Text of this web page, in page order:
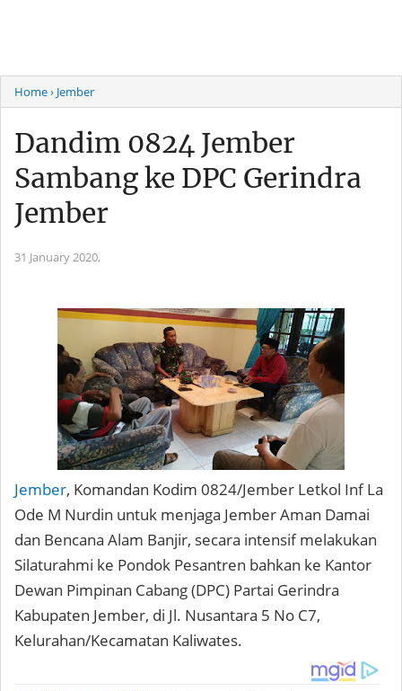
Home› Jember
Dandim 0824 Jember
Sambang ke DPC Gerindra
Jember
31 January 2020,
Jember, Komandan Kodim 0824/Jember Letkol Inf La
Ode M Nurdin untuk menjaga Jember Aman Damai
dan Bencana Alam Banjir, secara intensif melakukan
Silaturahmi ke Pondok Pesantren bahkan ke Kantor
Dewan Pimpinan Cabang (DPC) Partai Gerindra
Kabupaten Jember, di Jl. Nusantara 5 No C7,
Kelurahan/Kecamatan Kaliwates.